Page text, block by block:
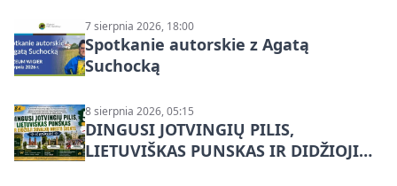
7 sierpnia 2026, 18:00
Spotkanie autorskie z Agatą
Suchocką
8 sierpnia 2026, 05:15
DINGUSI JOTVINGIŲ PILIS,
LIETUVIŠKAS PUNSKAS IR DIDŽIOJI